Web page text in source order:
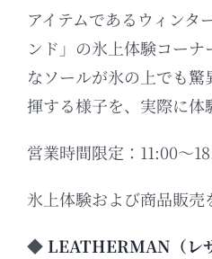
アイテムであるウィンタ
ンド」の氷上体験コーナ
なソールが氷の上でも
揮する様子を、実際に体
営業時間限定：11:00～
氷上体験および商品販売
◆ LEATHERMAN（レ